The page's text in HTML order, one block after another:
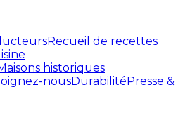
Recueil de recettes
historiques
nousDurabilitéPresse &